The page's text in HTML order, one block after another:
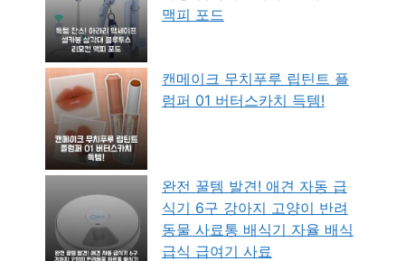
맥피 포드
캔메이크 무치푸루 립틴트 플
럼퍼 01 버터스카치 득템!
완전 꿀템 발견! 애견 자동 급
식기 6구 강아지 고양이 반려
동물 사료통 배식기 자율 배식
급식 급여기 사료